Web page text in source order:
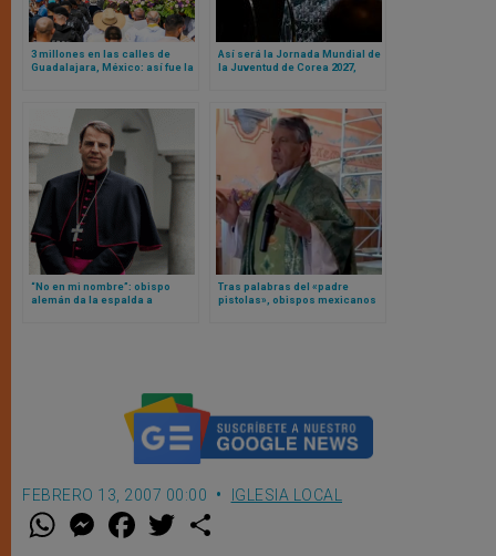
3 millones en las calles de
Guadalajara, México: así fue la
Así será la Jornada Mundial de
la Juventud de Corea 2027,
“No en mi nombre”: obispo
alemán da la espalda a
Tras palabras del «padre
pistolas», obispos mexicanos
FEBRERO 13, 2007 00:00 IGLESIA LOCAL
W M
e
F
a w